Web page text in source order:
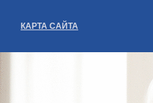
КАРТА САЙТА